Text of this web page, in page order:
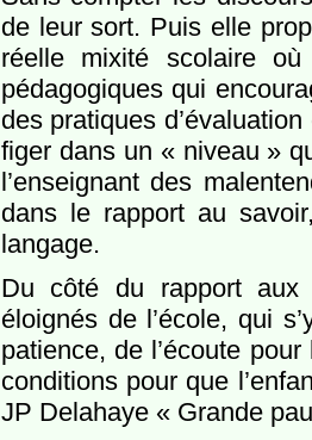
de leur sort. Puis elle
réelle mixité scolaire
pédagogiques qui
des pratiques
figer dans un « niveau »
l’enseignant des
dans le rapport au
langage.
Du côté du rapport aux
éloignés de l’école, qui
patience, de l’écoute
conditions pour que
JP Delahaye « Grande